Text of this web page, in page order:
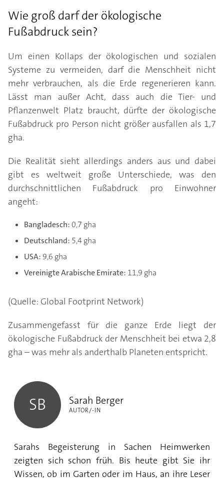
Wie groß darf der ökologische
Fußabdruck sein?
Um einen Kollaps der ökologischen und sozialen
Systeme zu vermeiden, darf die Menschheit nicht
mehr verbrauchen, als die Erde regenerieren kann.
Lässt man außer Acht, dass auch die Tier- und
Pflanzenwelt Platz braucht, dürfte der ökologische
Fußabdruck pro Person nicht größer ausfallen als 1,7
gha.
Die Realität sieht allerdings anders aus und dabei
gibt es weltweit große Unterschiede, was den
durchschnittlichen Fußabdruck pro Einwohner
angeht:
Bangladesch: 0,7 gha
Deutschland: 5,4 gha
USA: 9,6 gha
Vereinigte Arabische Emirate: 11,9 gha
(Quelle: Global Footprint Network)
Zusammengefasst für die ganze Erde liegt der
ökologische Fußabdruck der Menschheit bei etwa 2,8
gha – was mehr als anderthalb Planeten entspricht.
SB Sarah Berger
AUTOR/-IN
Sarahs Begeisterung in Sachen Heimwerken
zeigten sich schon früh. Bis heute gibt Sie ihr
Wissen, ob im Garten oder im Haus, an ihre Leser